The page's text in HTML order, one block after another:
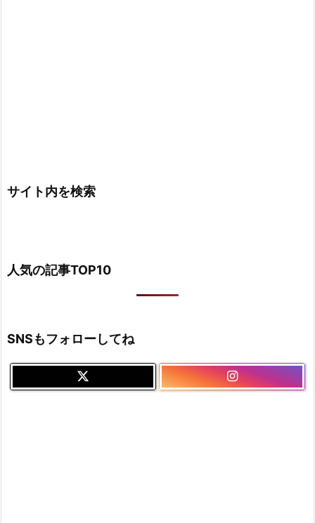
サイト内を検索
人気の記事TOP10
SNSもフォローしてね